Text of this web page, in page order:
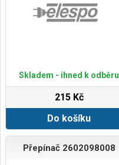
Skladem - ihned k odběru
215 Kč
Do košíku
Přepínač 2602098008